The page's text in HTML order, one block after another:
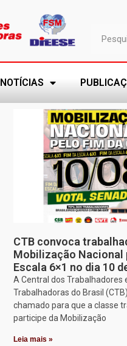
NOTÍCIAS
CTB convoca
Mobilização Nacional
Escala 6×1 no dia 10
A Central dos Trabalhadores
Trabalhadoras do Brasil
chamado para que a classe
participe da Mobilização
Leia mais »